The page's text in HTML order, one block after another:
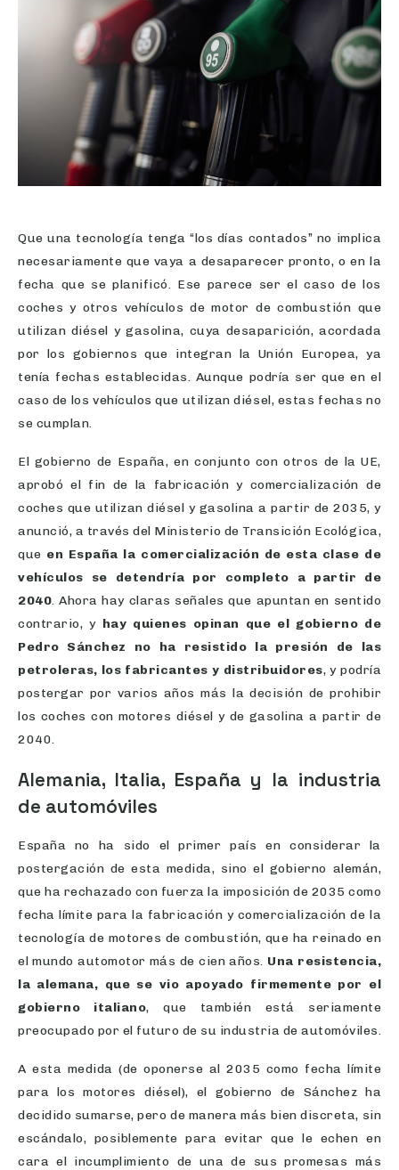
Que una tecnología tenga “los días contados” no implica
necesariamente que vaya a desaparecer pronto, o en la
fecha que se planificó. Ese parece ser el caso de los
coches y otros vehículos de motor de combustión que
utilizan diésel y gasolina, cuya desaparición, acordada
por los gobiernos que integran la Unión Europea, ya
tenía fechas establecidas. Aunque podría ser que en el
caso de los vehículos que utilizan diésel, estas fechas no
se cumplan.
El gobierno de España, en conjunto con otros de la UE,
aprobó el fin de la fabricación y comercialización de
coches que utilizan diésel y gasolina a partir de 2035, y
anunció, a través del Ministerio de Transición Ecológica,
que en España la comercialización de esta clase de
vehículos se detendría por completo a partir de
2040. Ahora hay claras señales que apuntan en sentido
contrario, y hay quienes opinan que el gobierno de
Pedro Sánchez no ha resistido la presión de las
petroleras, los fabricantes y distribuidores, y podría
postergar por varios años más la decisión de prohibir
los coches con motores diésel y de gasolina a partir de
2040.
Alemania, Italia, España y la industria
de automóviles
España no ha sido el primer país en considerar la
postergación de esta medida, sino el gobierno alemán,
que ha rechazado con fuerza la imposición de 2035 como
fecha límite para la fabricación y comercialización de la
tecnología de motores de combustión, que ha reinado en
el mundo automotor más de cien años. Una resistencia,
la alemana, que se vio apoyado firmemente por el
gobierno italiano, que también está seriamente
preocupado por el futuro de su industria de automóviles.
A esta medida (de oponerse al 2035 como fecha límite
para los motores diésel), el gobierno de Sánchez ha
decidido sumarse, pero de manera más bien discreta, sin
escándalo, posiblemente para evitar que le echen en
cara el incumplimiento de una de sus promesas más